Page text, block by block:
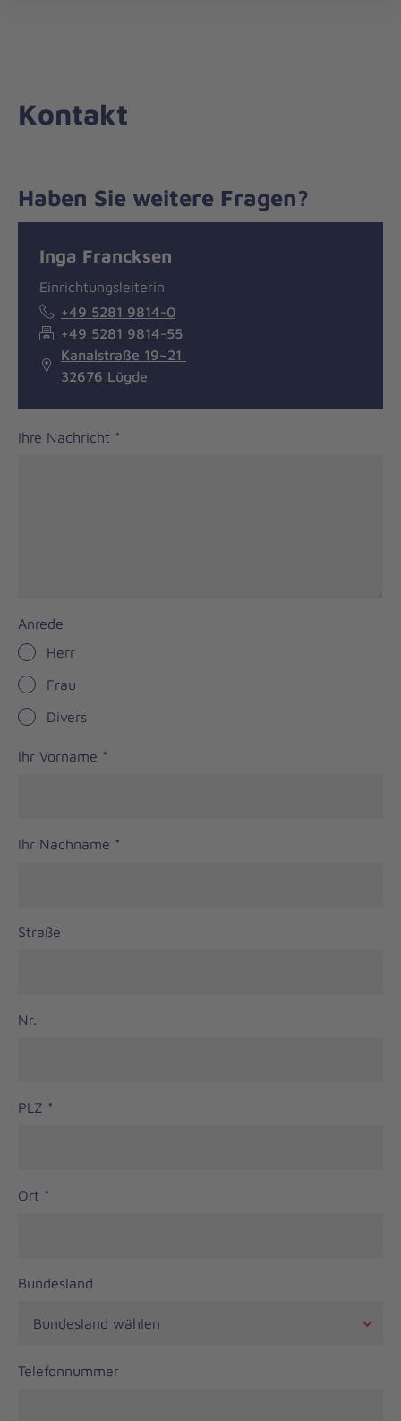
zum
Kontakt
Haben Sie weitere Fragen?
Inga Francksen
Einrichtungsleiterin
+49 5281 9814-0
+49 5281 9814-55
Kanalstraße 19–21
32676 Lügde
Ihre Nachricht *
Anrede
Herr
Frau
Divers
Ihr Vorname *
Ihr Nachname *
Straße
Nr.
PLZ *
Ort *
Bundesland
Telefonnummer